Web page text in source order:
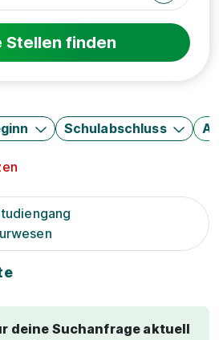
Stellen finden
Schulabschluss
deine Suchanfrage aktuell